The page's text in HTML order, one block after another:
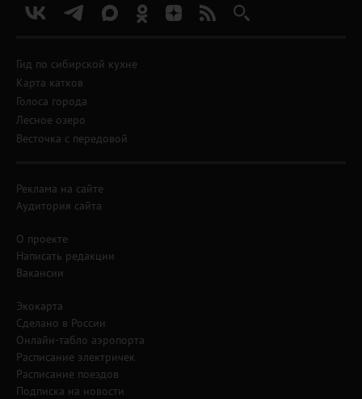
Гид по сибирской кухне
Карта катков
Голоса города
Лесное озеро
Весточка с передовой
Реклама на сайте
Аудитория сайта
О проекте
Написать редакции
Вакансии
Экокарта
Сделано в России
Онлайн-табло аэропорта
Расписание электричек
Расписание поездов
Подписка на новости